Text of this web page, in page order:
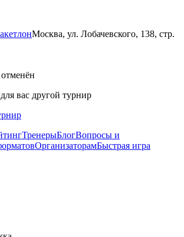
Москва, ул. Лобачевского, 138, стр.
вас другой турнир
ТренерыБлогВопросы и
ОрганизаторамБыстрая игра